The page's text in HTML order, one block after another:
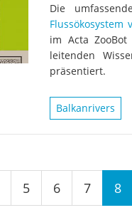
Die
Flussökosystem
im Acta
leitenden
präsentiert.
Balkanrivers
5 6 7 8